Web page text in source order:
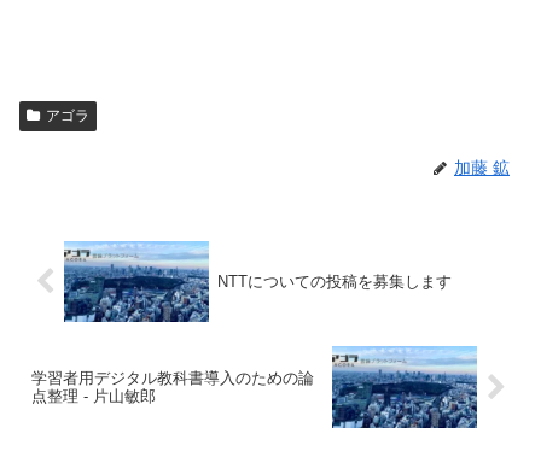
アゴラ
加藤 鉱
NTTについての投稿を募集します
学習者用デジタル教科書導入のための論
点整理 - 片山敏郎